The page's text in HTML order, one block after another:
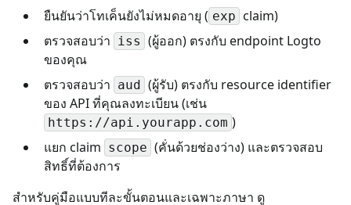
ยืนยันว่าโทเค็นยังไม่หมดอายุ ( exp claim)
ตรวจสอบว่า iss (ผู้ออก) ตรงกับ endpoint Logto
ของคุณ
ตรวจสอบว่า aud
(ผู้รับ) ตรงกับ resource identifier
ของ API ที่คุณลงทะเบียน (เช่น
https://api.yourapp.com )
แยก claim scope (คั่นด้วยช่องว่าง) และตรวจสอบ
สิทธิ์ที่ต้องการ
สำหรับคู่มือแบบทีละขั้นตอนและเฉพาะภาษา ดู